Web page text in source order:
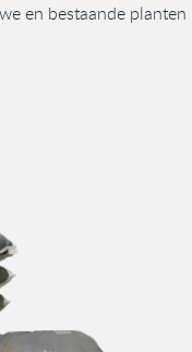
en bestaande planten